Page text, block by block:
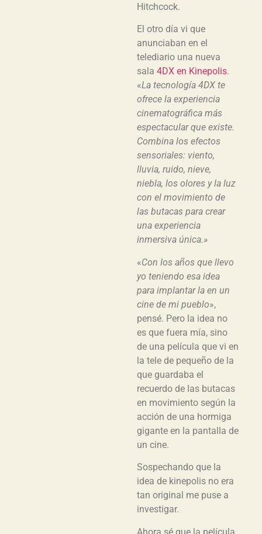
Hitchcock.
El otro día vi que
anunciaban en el
telediario una nueva
sala 4DX en Kinepolis.
«La tecnología 4DX te
ofrece la experiencia
cinematográfica más
espectacular que existe.
Combina los efectos
sensoriales: viento,
lluvia, ruido, nieve,
niebla, los olores y la luz
con el movimiento de
las butacas para crear
una experiencia
inmersiva única.»
«Con los años que llevo
yo teniendo esa idea
para implantar la en un
cine de mi pueblo»,
pensé. Pero la idea no
es que fuera mía, sino
de una película que vi en
la tele de pequeño de la
que guardaba el
recuerdo de las butacas
en movimiento según la
acción de una hormiga
gigante en la pantalla de
un cine.
Sospechando que la
idea de kinepolis no era
tan original me puse a
investigar.
Ahora sé que la película